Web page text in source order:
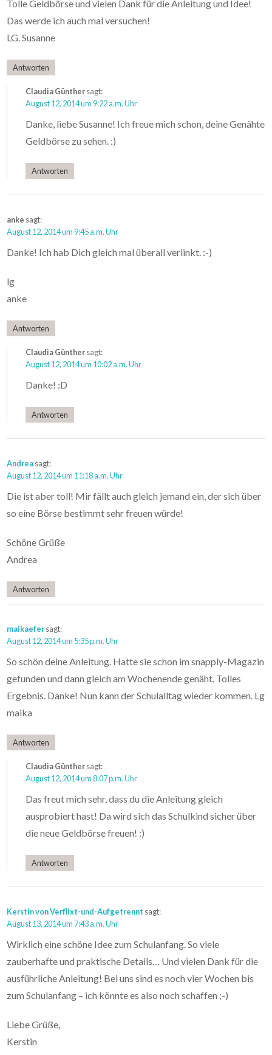
Tolle Geldbörse und vielen Dank für die Anleitung und Idee!
Das werde ich auch mal versuchen!
LG. Susanne
Antworten
Claudia Günthersagt:
August 12, 2014 um 9:22 a.m. Uhr
Danke, liebe Susanne! Ich freue mich schon, deine Genähte
Geldbörse zu sehen. :)
Antworten
anke sagt:
August 12, 2014 um 9:45 a.m. Uhr
Danke! Ich hab Dich gleich mal überall verlinkt. :-)
lg
anke
Antworten
Claudia Günthersagt:
August 12, 2014 um 10:02 a.m. Uhr
Danke! :D
Antworten
Andreasagt:
August 12, 2014 um 11:18 a.m. Uhr
Die ist aber toll! Mir fällt auch gleich jemand ein, der sich über
so eine Börse bestimmt sehr freuen würde!
Schöne Grüße
Andrea
Antworten
maikaefersagt:
August 12, 2014 um 5:35 p.m. Uhr
So schön deine Anleitung. Hatte sie schon im snapply-Magazin
gefunden und dann gleich am Wochenende genäht. Tolles
Ergebnis. Danke! Nun kann der Schulalltag wieder kommen. Lg
maika
Antworten
Claudia Günthersagt:
August 12, 2014 um 8:07 p.m. Uhr
Das freut mich sehr, dass du die Anleitung gleich
ausprobiert hast! Da wird sich das Schulkind sicher über
die neue Geldbörse freuen! :)
Antworten
Kerstin von Verflixt-und-Aufgetrennt sagt:
August 13, 2014 um 7:43 a.m. Uhr
Wirklich eine schöne Idee zum Schulanfang. So viele
zauberhafte und praktische Details… Und vielen Dank für die
ausführliche Anleitung! Bei uns sind es noch vier Wochen bis
zum Schulanfang – ich könnte es also noch schaffen ;-)
Liebe Grüße,
Kerstin